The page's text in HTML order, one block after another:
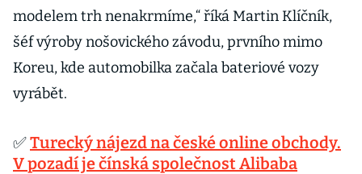
modelem trh nenakrmíme,“ říká Martin Klíčník,
šéf výroby nošovického závodu, prvního mimo
Koreu, kde automobilka začala bateriové vozy
vyrábět.
✅Turecký nájezd na české online obchody.
V pozadí je čínská společnost Alibaba